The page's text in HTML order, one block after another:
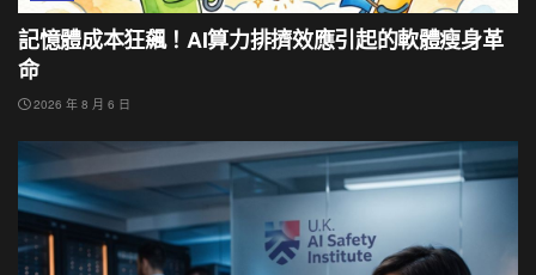
記憶體成本狂飆！AI算力排擠效應引起的軟體瘦身革
命
2026 年 8 月 6 日